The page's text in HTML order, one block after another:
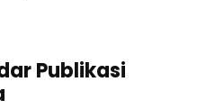
Publikasi